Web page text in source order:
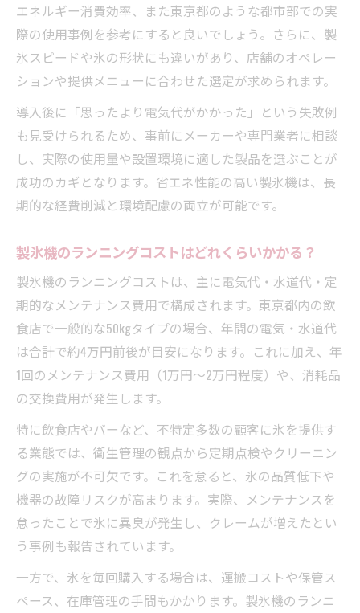
エネルギー消費効率、また東京都のような都市部での実
際の使用事例を参考にすると良いでしょう。さらに、製
氷スピードや氷の形状にも違いがあり、店舗のオペレー
ションや提供メニューに合わせた選定が求められます。
導入後に「思ったより電気代がかかった」という失敗例
も見受けられるため、事前にメーカーや専門業者に相談
し、実際の使用量や設置環境に適した製品を選ぶことが
成功のカギとなります。省エネ性能の高い製氷機は、長
期的な経費削減と環境配慮の両立が可能です。
製氷機のランニングコストはどれくらいかかる？
製氷機のランニングコストは、主に電気代・水道代・定
期的なメンテナンス費用で構成されます。東京都内の飲
食店で一般的な50kgタイプの場合、年間の電気・水道代
は合計で約4万円前後が目安になります。これに加え、年
1回のメンテナンス費用（1万円～2万円程度）や、消耗品
の交換費用が発生します。
特に飲食店やバーなど、不特定多数の顧客に氷を提供す
る業態では、衛生管理の観点から定期点検やクリーニン
グの実施が不可欠です。これを怠ると、氷の品質低下や
機器の故障リスクが高まります。実際、メンテナンスを
怠ったことで氷に異臭が発生し、クレームが増えたとい
う事例も報告されています。
一方で、氷を毎回購入する場合は、運搬コストや保管ス
ペース、在庫管理の手間もかかります。製氷機のランニ